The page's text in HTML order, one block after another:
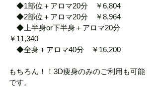
◆1部位＋アロマ20分　￥6,804
◆2部位＋アロマ20分　￥8,964
◆上半身or下半身＋アロマ20分
￥11,340
◆全身＋アロマ40分　￥16,200
もちろん！！3D痩身のみのご利用も可能
です。